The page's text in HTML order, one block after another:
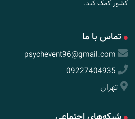
کشور کمک کند.
تماس با ما
psychevent96@gmail.com
09227404935
تهران